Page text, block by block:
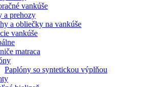
vankúše
a prehozy
a obliečky na vankúše
vankúše
matraca
Paplóny so syntetickou výplňou